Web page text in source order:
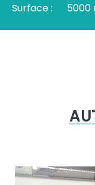
Surface : 5000